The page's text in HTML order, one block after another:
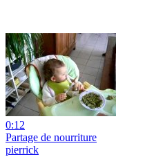
0:12
Partage de nourriture
pierrick